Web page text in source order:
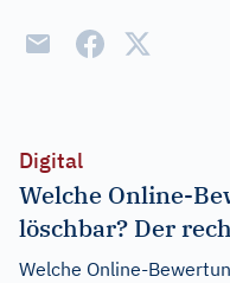
Digital
Welche Online-
löschbar? Der
Welche Online-